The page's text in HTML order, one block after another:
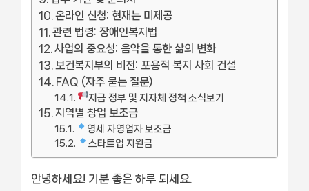
온라인 신청: 현재는 미제공
관련 법령: 장애인복지법
사업의 중요성: 음악을 통한 삶의 변화
보건복지부의 비전: 포용적 복지 사회 건설
FAQ (자주 묻는 질문)
지금 정부 및 지자체 정책 소식보기
지역별 창업 보조금
영세 자영업자 보조금
스타트업 지원금
안녕하세요! 기분 좋은 하루 되세요.